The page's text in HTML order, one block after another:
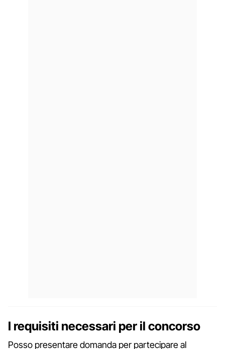
I requisiti necessari per il concorso
Posso presentare domanda per partecipare al